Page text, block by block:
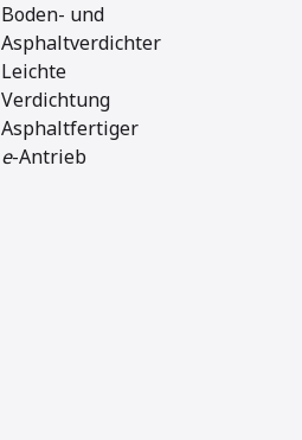
Boden- und
Asphaltverdichter
Leichte
Verdichtung
Asphaltfertiger
e-Antrieb